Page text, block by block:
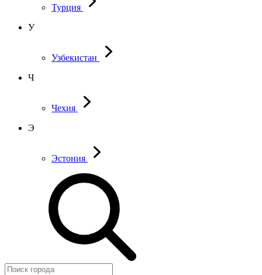
Турция
У
Узбекистан
Ч
Чехия
Э
Эстония